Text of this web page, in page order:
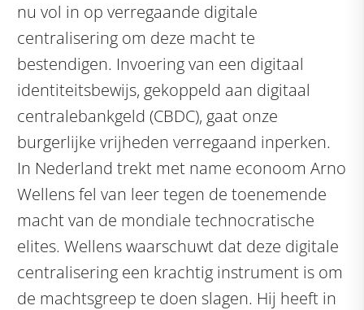
nu vol in op verregaande digitale
centralisering om deze macht te
bestendigen. Invoering van een digitaal
identiteitsbewijs, gekoppeld aan digitaal
centralebankgeld (CBDC), gaat onze
burgerlijke vrijheden verregaand inperken.
In Nederland trekt met name econoom Arno
Wellens fel van leer tegen de toenemende
macht van de mondiale technocratische
elites. Wellens waarschuwt dat deze digitale
centralisering een krachtig instrument is om
de machtsgreep te doen slagen. Hij heeft in